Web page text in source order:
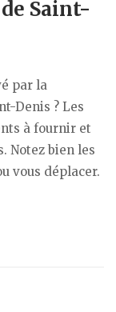
Saint-
par la
Denis ? Les
à fournir et
Notez bien les
vous déplacer.